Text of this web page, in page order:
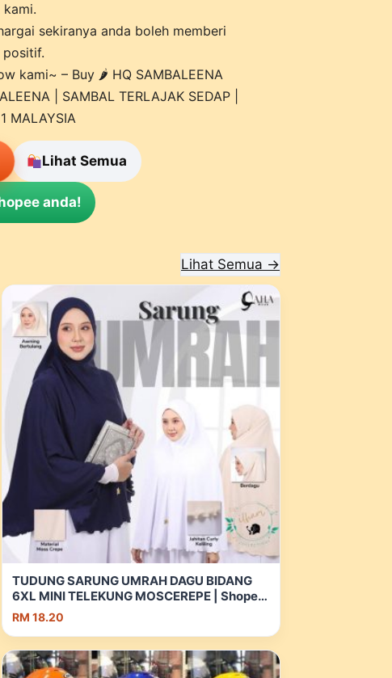
sekiranya anda boleh memberi
kami~ – Buy 🌶 HQ SAMBALEENA
| SAMBAL TERLAJAK SEDAP |
MALAYSIA
Lihat Semua
anda!
Lihat Semua →
TUDUNG SARUNG UMRAH DAGU BIDANG
6XL MINI TELEKUNG MOSCEREPE | Shopee
Malaysia
RM 18.20